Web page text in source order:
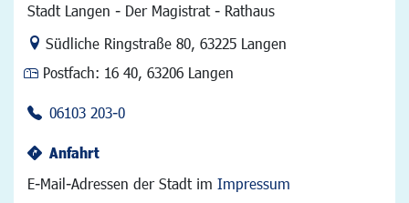
Stadt Langen - Der Magistrat - Rathaus
Link zur Google-Maps Navigation
Südliche Ringstraße 80, 63225 Langen
Postfach: 16 40, 63206 Langen
06103 203-0
Anfahrt
E-Mail-Adressen der Stadt im Impressum